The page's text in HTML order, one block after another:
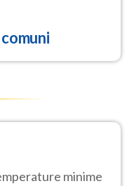
minime